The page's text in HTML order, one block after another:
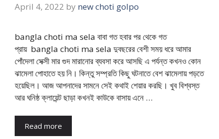
April 4, 2022 by new choti golpo
bangla choti ma sela বাবা গত হবার পর থেকে গত
প্রায় bangla choti ma sela দুবছরের বেশী সময় ধরে আমার
পোঁদেলা সেক্সী মার গুদ মারানোর ব্যবসা করে আসছি এ পর্যন্ত কখনও কোন
ঝামেলা পোহাতে হয় নি। কিন্তু সম্প্রতি কিছু ঘটনাতে বেশ ঝামেলায় পড়তে
হয়েছিল। আজ আপনাদের সামনে সেই কথাই শেয়ার করছি। খুব বিশ্বস্ত
আর ঘনিষ্ঠ ক্লায়েন্ট ছাড়া কখনই কাউকে বাসায় এনে …
Read more